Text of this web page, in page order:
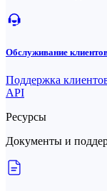
Обслуживание
Поддержка
API
Ресурсы
Документы и